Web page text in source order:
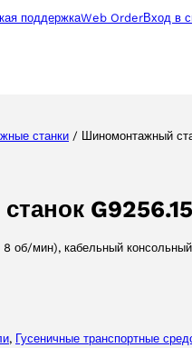
поддержкаWeb OrderВход в
станки / Шиномонтажный
G9256.15
об/мин), кабельный
, Гусеничные транспортные